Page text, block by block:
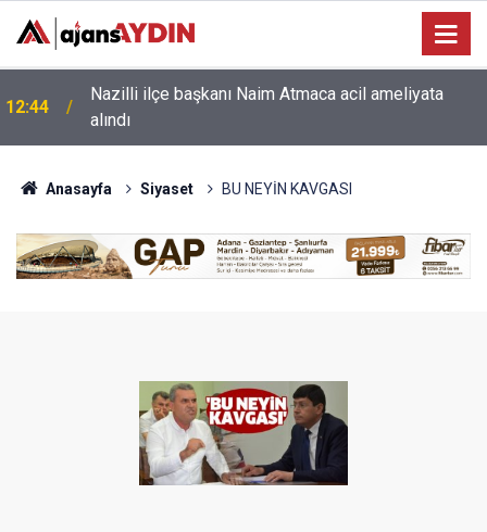
12:38
Aydın’da göletin dibinden 50 bin dolarlık bambi
çıkarıldı
Anasayfa Siyaset BU NEYİN KAVGASI